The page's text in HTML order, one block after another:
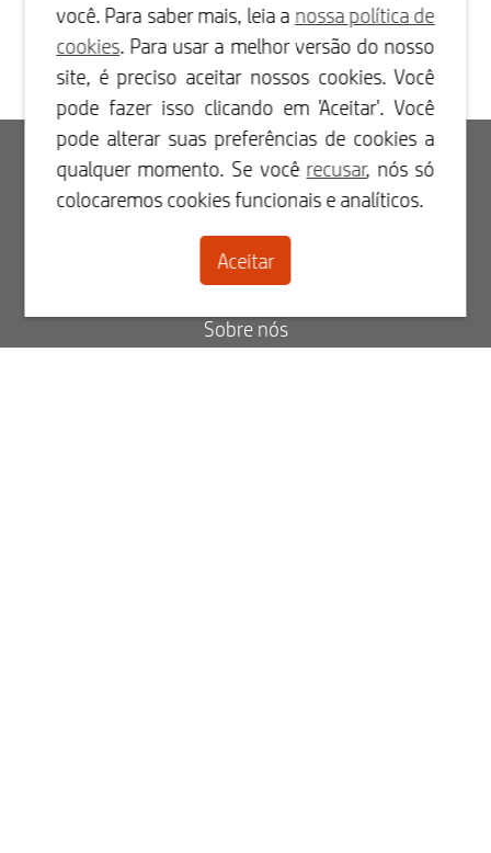
Iniciar sessão
Contacto
Sobre nós
você. Para saber mais, leia a nossa política de
cookies. Para usar a melhor versão do nosso
site, é preciso aceitar nossos cookies. Você
pode fazer isso clicando em 'Aceitar'. Você
pode alterar suas preferências de cookies a
qualquer momento. Se você recusar, nós só
colocaremos cookies funcionais e analíticos.
Aceitar